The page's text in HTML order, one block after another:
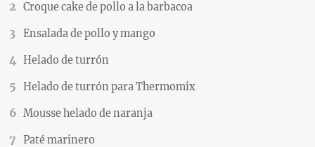
Croque cake de pollo a la barbacoa
Ensalada de pollo y mango
Helado de turrón
Helado de turrón para Thermomix
Mousse helado de naranja
Paté marinero